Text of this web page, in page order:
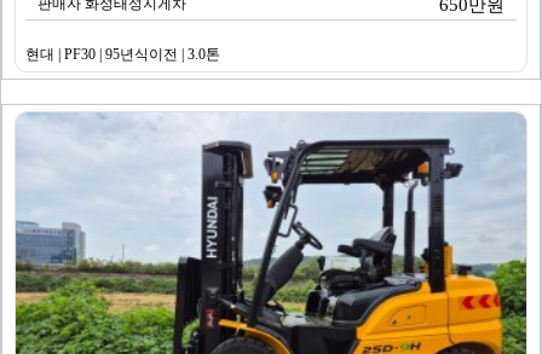
판매자 화성태성지게차 650만원
현대 | PF30 | 95년식이전 | 3.0톤